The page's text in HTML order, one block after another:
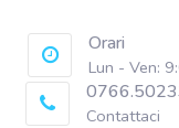
Orari
Lun - Ven:
Contattaci